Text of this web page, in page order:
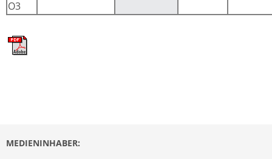
O3
MEDIENINHABER: